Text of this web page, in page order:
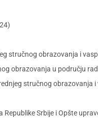
stručnog obrazovanja i
obrazovanja u području
stručnog obrazovanja
Srbije i Opšte